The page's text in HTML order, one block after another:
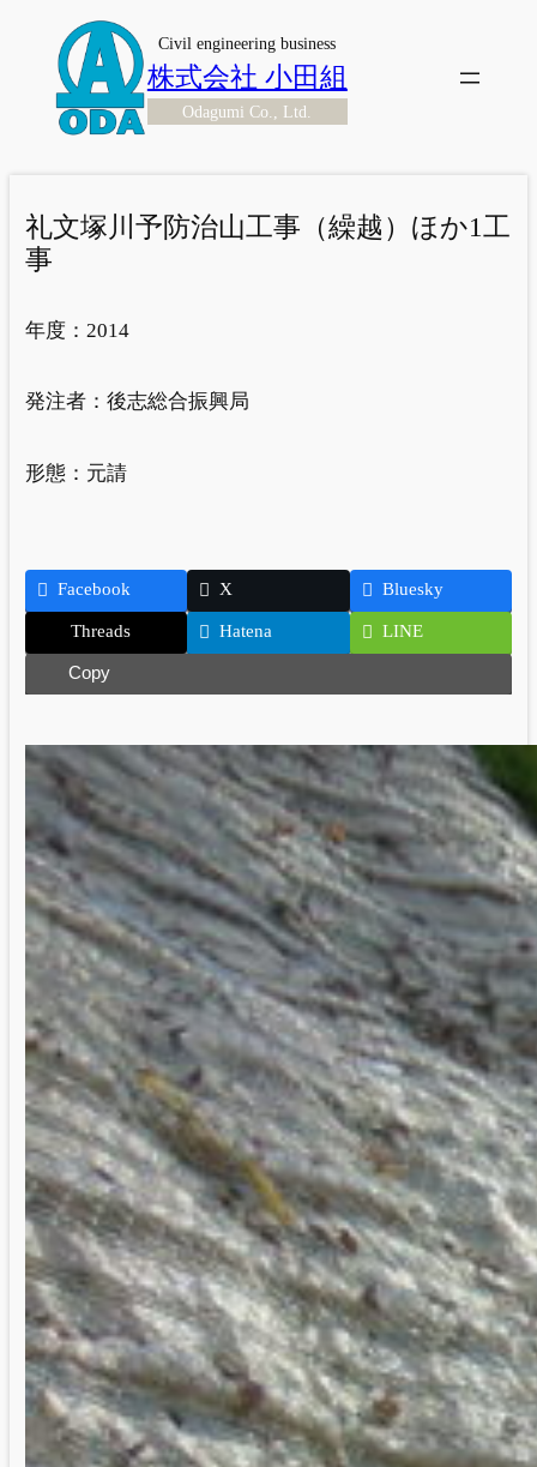
プ
Civil engineering business
株式会社 小田組
Odagumi Co., Ltd.
礼文塚川予防治山工事（繰越）ほか1工
事
年度： 2014
発注者：後志総合振興局
形態： 元請
Facebook X Bluesky
Threads Hatena LINE
Copy